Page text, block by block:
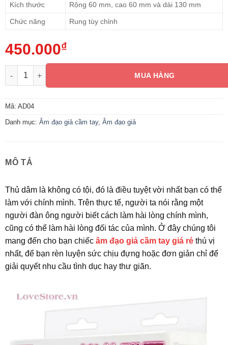
Kích thước Rộng 60 mm, cao 60 mm và dài 130 mm
Chức năng Rung tùy chỉnh
450.000₫
Âm đạo giả cầm tay giá rẻ có rung số lượng
MUA HÀNG
Mã: AD04
Danh mục: Âm đạo giả cầm tay, Âm đạo giả
MÔ TẢ
Thủ dâm là không có tội, đó là điều tuyệt vời nhất bạn có thể
làm với chính mình. Trên thực tế, người ta nói rằng một
người đàn ông người biết cách làm hài lòng chính mình,
cũng có thể làm hài lòng đối tác của mình. Ở đây chúng tôi
mang đến cho bạn chiếc âm đạo giả cầm tay giá rẻ thú vị
nhất, để bạn rèn luyện sức chịu đựng hoặc đơn giản chỉ để
giải quyết nhu cầu tình dục hay thư giãn.